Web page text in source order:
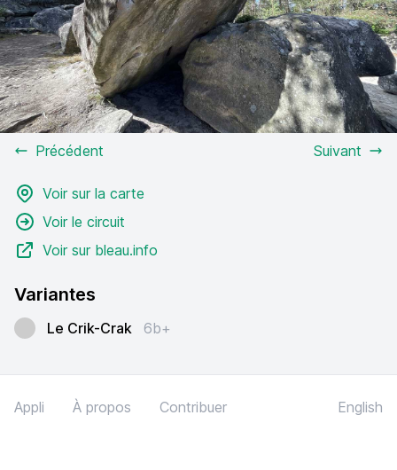
Précédent Suivant
Voir sur la carte
Voir le circuit
Voir sur bleau.info
Variantes
Le Crik-Crak 6b+
Appli À propos Contribuer English